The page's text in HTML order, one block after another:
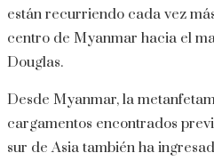
están recurriendo cada vez
centro de Myanmar hacia el
Douglas.
Desde Myanmar, la
cargamentos encontrados
sur de Asia también ha